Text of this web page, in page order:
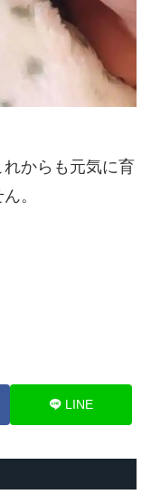
からも元気に育
。
LINE